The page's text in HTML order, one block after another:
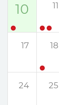
10 11
17 18
24 25